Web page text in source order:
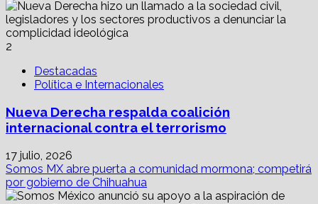
2
Destacadas
Política e Internacionales
Nueva Derecha respalda coalición
internacional contra el terrorismo
17 julio, 2026
Somos MX abre puerta a comunidad mormona; competirá
por gobierno de Chihuahua